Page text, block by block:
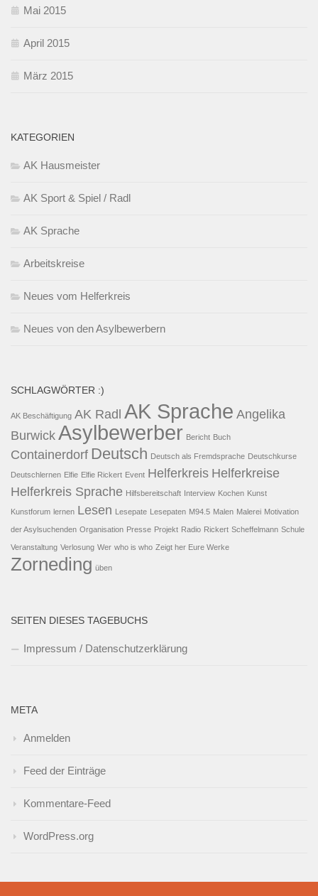
Mai 2015
April 2015
März 2015
KATEGORIEN
AK Hausmeister
AK Sport & Spiel / Radl
AK Sprache
Arbeitskreise
Neues vom Helferkreis
Neues von den Asylbewerbern
SCHLAGWÖRTER :)
AK Beschäftigung AK Radl AK Sprache Angelika
Burwick Asylbewerber Bericht Buch
Containerdorf Deutsch Deutsch als Fremdsprache Deutschkurse
Deutschlernen Elfie Elfie Rickert Event Helferkreis Helferkreise
Helferkreis Sprache Hilfsbereitschaft Interview Kochen Kunst
Kunstforum lernen Lesen Lesepate Lesepaten M94.5 Malen Malerei Motivation
der Asylsuchenden Organisation Presse Projekt Radio Rickert Scheffelmann Schule
Veranstaltung Verlosung Wer who is who Zeigt her Eure Werke
Zorneding üben
SEITEN DIESES TAGEBUCHS
Impressum / Datenschutzerklärung
META
Anmelden
Feed der Einträge
Kommentare-Feed
WordPress.org